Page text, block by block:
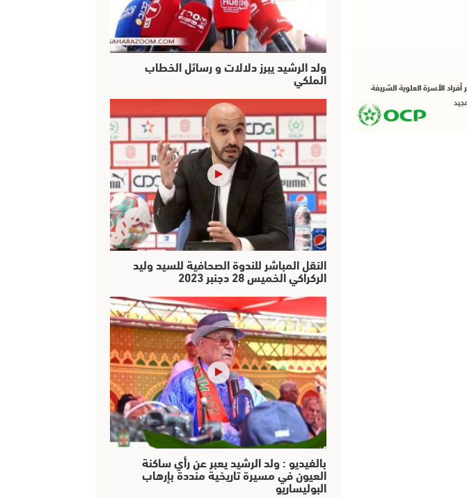
ولد الرشيد يبرز دلالات و رسائل الخطاب
الملكي
النقل المباشر للندوة الصحافية للسيد وليد
الركراكي الخميس 28 دجنبر 2023
بالفيديو : ولد الرشيد يعبر عن رأي ساكنة
العيون في مسيرة تاريخية منددة بإرهاب
البوليساريو